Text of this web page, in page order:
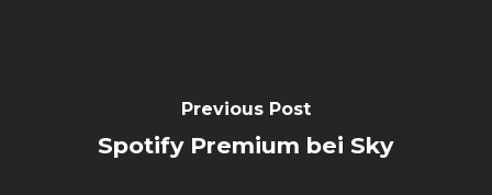
Previous Post
Spotify Premium bei Sky